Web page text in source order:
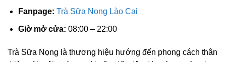
Fanpage: Trà Sữa Nọng Lào Cai
Giờ mở cửa: 08:00 – 22:00
Trà Sữa Nọng là thương hiệu hướng đến phong cách thân